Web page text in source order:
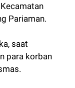
Pariaman.
saat
para korban